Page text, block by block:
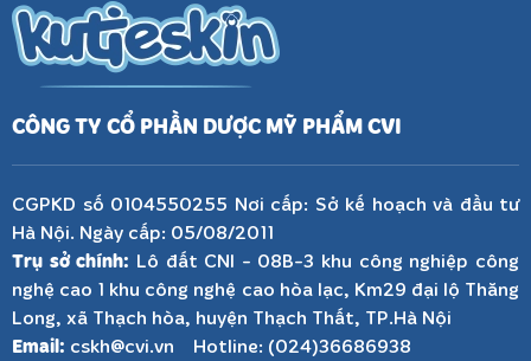
CÔNG TY CỔ PHẦN DƯỢC MỸ PHẨM CVI
CGPKD số 0104550255 Nơi cấp: Sở kế hoạch và đầu tư
Hà Nội. Ngày cấp: 05/08/2011
Trụ sở chính: Lô đất CNI - 08B-3 khu công nghiệp công
nghệ cao 1 khu công nghệ cao hòa lạc, Km29 đại lộ Thăng
Long, xã Thạch hòa, huyện Thạch Thất, TP.Hà Nội
Email: cskh@cvi.vn Hotline: (024)36686938